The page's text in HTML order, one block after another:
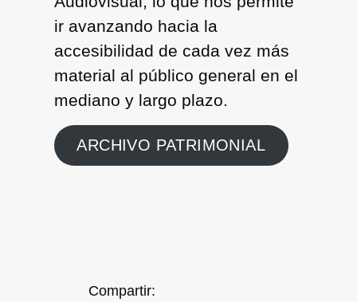
ir avanzando hacia la
accesibilidad de cada vez más
material al público general en el
mediano y largo plazo.
ARCHIVO PATRIMONIAL
Compartir: